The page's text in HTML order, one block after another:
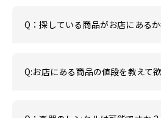
Q：探している商品がお店にある
Q:お店にある商品の値段を教えて